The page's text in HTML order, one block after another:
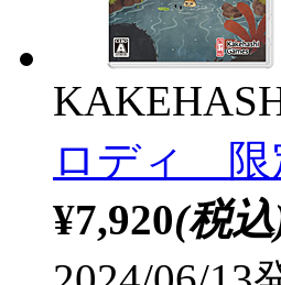
ロディ 限
¥7,920(税